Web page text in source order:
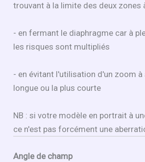
trouvant à la limite des deux
- en fermant le diaphragme car à
les risques sont multipliés
- en évitant l'utilisation d'un zoom à
longue ou la plus courte
NB : si votre modèle en portrait à
ce n'est pas forcément une
Angle de champ